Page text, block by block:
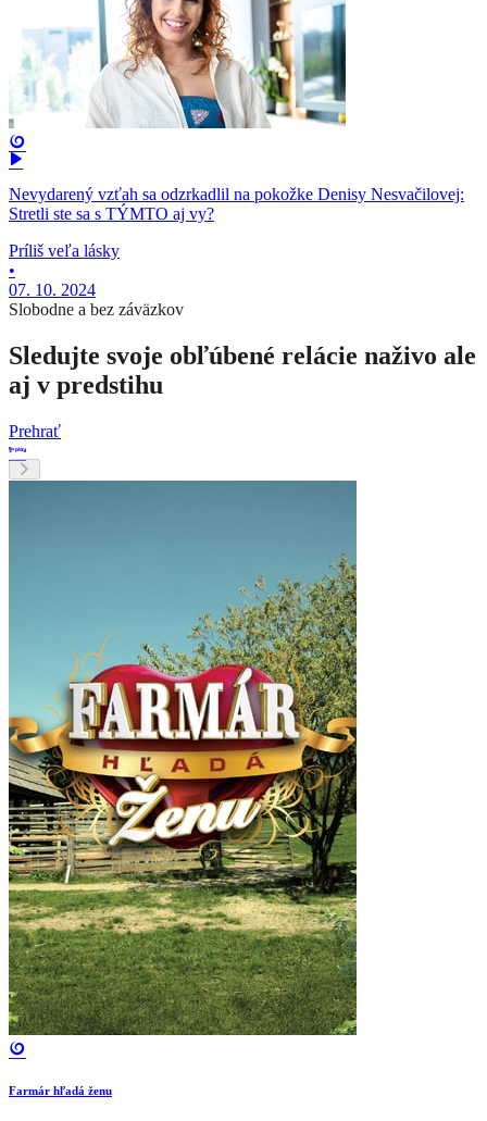
Nevydarený vzťah sa odzrkadlil na pokožke Denisy Nesvačilovej:
Stretli ste sa s TÝMTO aj vy?
Príliš veľa lásky
•
07. 10. 2024
Slobodne a bez záväzkov
Sledujte svoje obľúbené relácie naživo ale
aj v predstihu
Prehrať
Farmár hľadá ženu